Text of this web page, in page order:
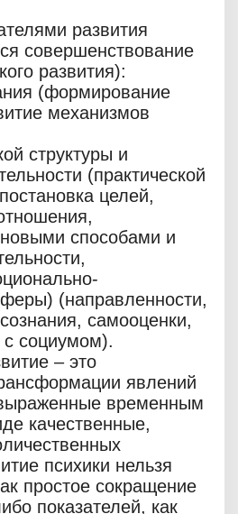
развития
совершенствование
развития):
(формирование
механизмов
структуры и
(практической
целей,
способами и
(направленности,
самооценки,
с социумом).
– это
явлений
временным
качественные,
психики нельзя
простое сокращение
показателей, как